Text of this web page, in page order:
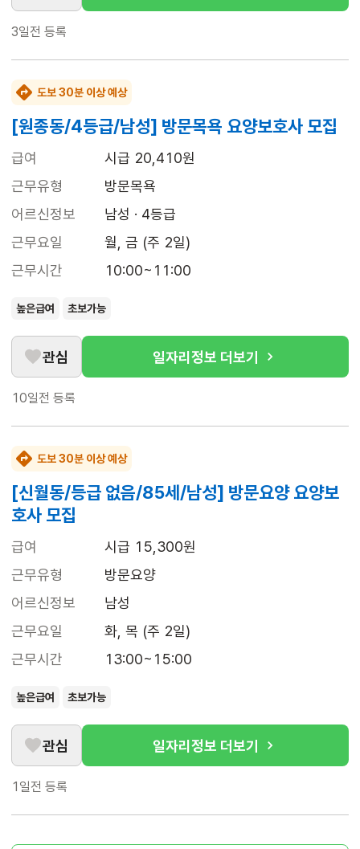
3일전 등록
도보 30분 이상 예상
[원종동/4등급/남성] 방문목욕 요양보호사 모집
급여
시급 20,410원
근무유형
방문목욕
어르신정보
남성 · 4등급
근무요일
월, 금 (주 2일)
근무시간
10:00~11:00
높은급여 초보가능
관심 일자리정보 더보기
10일전 등록
도보 30분 이상 예상
[신월동/등급 없음/85세/남성] 방문요양 요양보
호사 모집
급여
시급 15,300원
근무유형
방문요양
어르신정보
남성
근무요일
화, 목 (주 2일)
근무시간
13:00~15:00
높은급여 초보가능
관심 일자리정보 더보기
1일전 등록